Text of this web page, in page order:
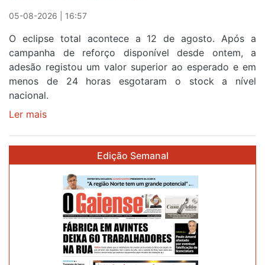
Sintra
primeira
etapa
da
87ª
Volta
05-08-2026 | 16:57
O eclipse total acontece a 12 de agosto. Após a
campanha de reforço disponível desde ontem, a
adesão registou um valor superior ao esperado e em
menos de 24 horas esgotaram o stock a nível
nacional.
Ler mais
gratuitos
observar
eclipse
solar
esgotam
menos
Edição Semanal